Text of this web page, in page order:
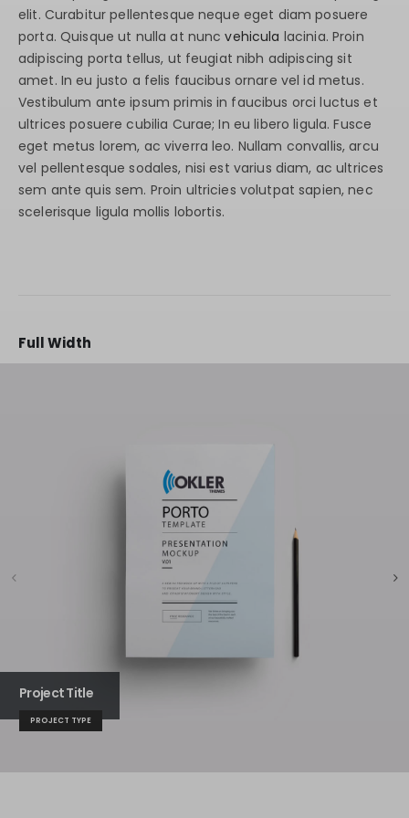
elit. Curabitur pellentesque neque eget diam posuere
porta. Quisque ut nulla at nuncvehicula lacinia. Proin
adipiscing porta tellus, ut feugiat nibh adipiscing sit
amet. In eu justo a felis faucibus ornare vel id metus.
Vestibulum ante ipsum primis in faucibus orci luctus et
ultrices posuere cubilia Curae; In eu libero ligula. Fusce
eget metus lorem, ac viverra leo. Nullam convallis, arcu
vel pellentesque sodales, nisi est varius diam, ac ultrices
sem ante quis sem. Proin ultricies volutpat sapien, nec
scelerisque ligula mollis lobortis.
Full Width
Project Title
PROJECT TYPE